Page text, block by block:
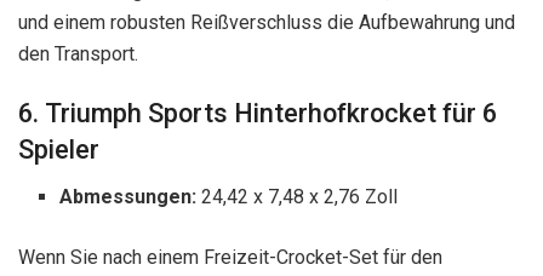
und einem robusten Reißverschluss die Aufbewahrung und
den Transport.
6. Triumph Sports Hinterhofkrocket für 6
Spieler
Abmessungen: 24,42 x 7,48 x 2,76 Zoll
Wenn Sie nach einem Freizeit-Crocket-Set für den